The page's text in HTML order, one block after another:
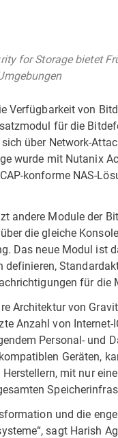
for Storage bietet
Verfügbarkeit von
für die
über Network-
wurde mit Nutanix
konforme NAS-
andere Module der
die gleiche
Das neue Modul ist
definieren,
für die
Architektur von
Anzahl von
Personal- und
Geräten,
mit nur
und die
sagt Harish